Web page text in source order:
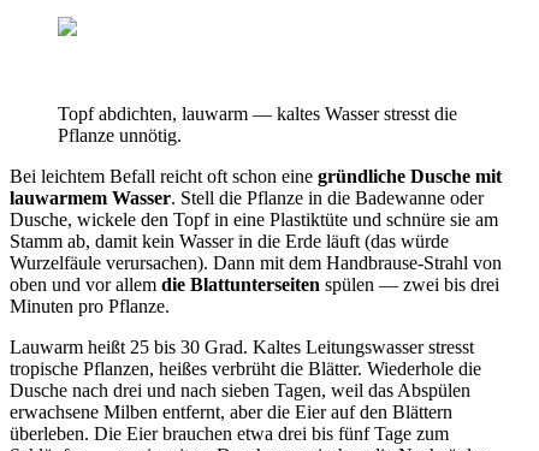
Topf abdichten, lauwarm — kaltes Wasser stresst die
Pflanze unnötig.
Bei leichtem Befall reicht oft schon eine gründliche Dusche mit
lauwarmem Wasser. Stell die Pflanze in die Badewanne oder
Dusche, wickele den Topf in eine Plastiktüte und schnüre sie am
Stamm ab, damit kein Wasser in die Erde läuft (das würde
Wurzelfäule verursachen). Dann mit dem Handbrause-Strahl von
oben und vor allem die Blattunterseiten spülen — zwei bis drei
Minuten pro Pflanze.
Lauwarm heißt 25 bis 30 Grad. Kaltes Leitungswasser stresst
tropische Pflanzen, heißes verbrüht die Blätter. Wiederhole die
Dusche nach drei und nach sieben Tagen, weil das Abspülen
erwachsene Milben entfernt, aber die Eier auf den Blättern
überleben. Die Eier brauchen etwa drei bis fünf Tage zum